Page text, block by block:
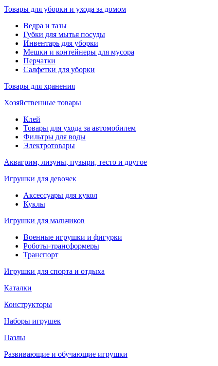
Товары для уборки и ухода за домом
Ведра и тазы
Губки для мытья посуды
Инвентарь для уборки
Мешки и контейнеры для мусора
Перчатки
Салфетки для уборки
Товары для хранения
Хозяйственные товары
Клей
Товары для ухода за автомобилем
Фильтры для воды
Электротовары
Аквагрим, лизуны, пузыри, тесто и другое
Игрушки для девочек
Аксессуары для кукол
Куклы
Игрушки для мальчиков
Военные игрушки и фигурки
Роботы-трансформеры
Транспорт
Игрушки для спорта и отдыха
Каталки
Конструкторы
Наборы игрушек
Пазлы
Развивающие и обучающие игрушки